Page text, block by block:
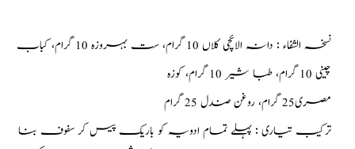
نسخہ الشفاء : دانہ الائچی کلاں 10 گرام، ست بہروزہ 10 گرام، کباب
چینی 10 گرام، طبا شیر 10 گرام، کوزہ
مصری25 گرام، روغن صندل 25 گرام
ترکیب تیاری : پہلے تمام ادویہ کو باریک پیس کر سفوف بنا